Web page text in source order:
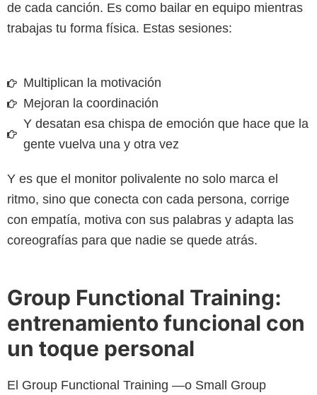
de cada canción. Es como bailar en equipo mientras
trabajas tu forma física. Estas sesiones:
Multiplican la motivación
Mejoran la coordinación
Y desatan esa chispa de emoción que hace que la
gente vuelva una y otra vez
Y es que el monitor polivalente no solo marca el
ritmo, sino que conecta con cada persona, corrige
con empatía, motiva con sus palabras y adapta las
coreografías para que nadie se quede atrás.
Group Functional Training:
entrenamiento funcional con
un toque personal
El Group Functional Training —o Small Group